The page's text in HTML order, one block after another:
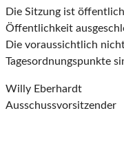
Die Sitzung ist
Öffentlichkeit
Die voraussichtlich
Tagesordnungspunkte
Willy Eberhardt
Ausschussvorsitzender